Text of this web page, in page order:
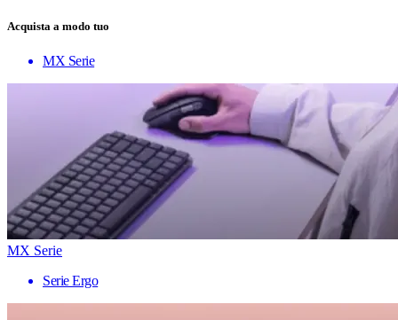
Acquista a modo tuo
MX Serie
MX Serie
Serie Ergo